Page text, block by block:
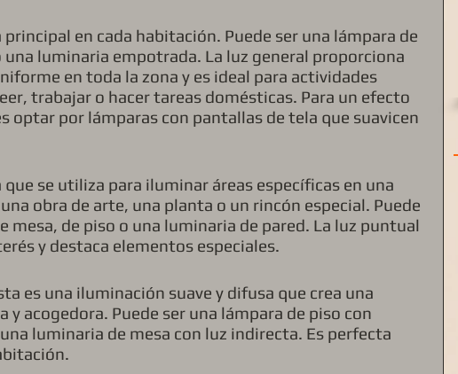
principal en cada habitación. Puede ser una lámpara de
luminaria empotrada. La luz general proporciona
en toda la zona y es ideal para actividades
trabajar o hacer tareas domésticas. Para un efecto
optar por lámparas con pantallas de tela que suavicen
que se utiliza para iluminar áreas específicas en una
obra de arte, una planta o un rincón especial. Puede
mesa, de piso o una luminaria de pared. La luz puntual
y destaca elementos especiales.
es una iluminación suave y difusa que crea una
y acogedora. Puede ser una lámpara de piso con
luminaria de mesa con luz indirecta. Es perfecta